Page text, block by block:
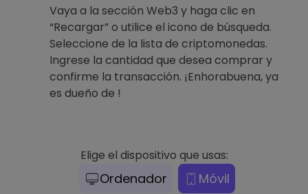
Vaya a la sección Web3 y haga clic en
“Recargar” o utilice el icono de búsqueda.
Seleccione de la lista de criptomonedas.
Ingrese la cantidad que desea comprar y
confirme la transacción. ¡Enhorabuena, ya
es dueño de !
Elige el dispositivo que usas:
Ordenador Móvil